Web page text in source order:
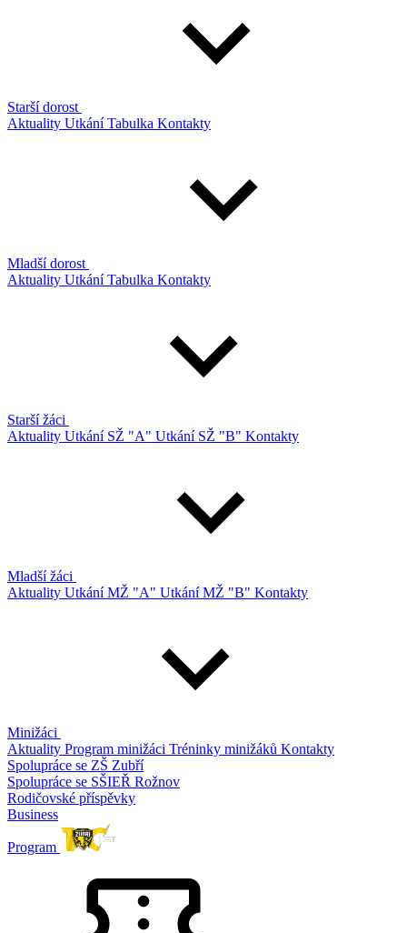
Starší dorost
Aktuality UtkáníTabulka Kontakty
Mladší dorost
Aktuality UtkáníTabulka Kontakty
Starší žáci
Aktuality Utkání SŽ "A" Utkání SŽ "B" Kontakty
Mladší žáci
Aktuality Utkání MŽ "A" Utkání MŽ "B" Kontakty
Minižáci
Aktuality Program minižáci Tréninky minižáků Kontakty
Spolupráce se ZŠ Zubří
Spolupráce se SŠIEŘ Rožnov
Rodičovské příspěvky
Business
Program